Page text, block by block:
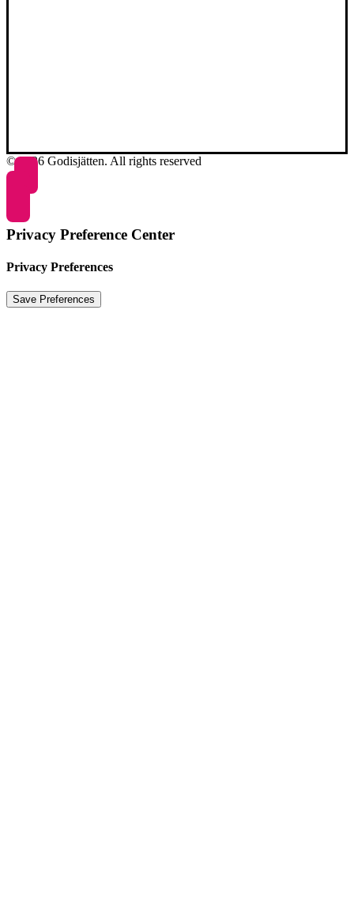
© 2026 Godisjätten. All rights reserved
Privacy Preference Center
Privacy Preferences